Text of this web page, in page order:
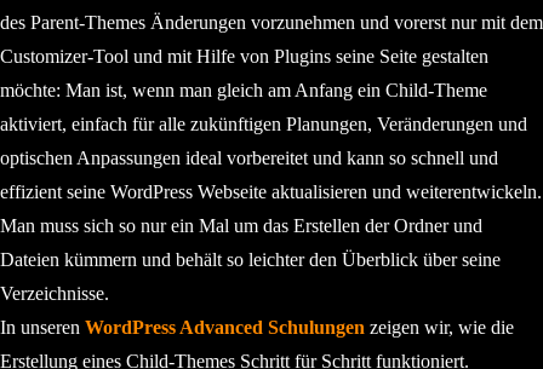
des Parent-Themes Änderungen vorzunehmen und vorerst nur mit dem
Customizer-Tool und mit Hilfe von Plugins seine Seite gestalten
möchte: Man ist, wenn man gleich am Anfang ein Child-Theme
aktiviert, einfach für alle zukünftigen Planungen, Veränderungen und
optischen Anpassungen ideal vorbereitet und kann so schnell und
effizient seine WordPress Webseite aktualisieren und weiterentwickeln.
Man muss sich so nur ein Mal um das Erstellen der Ordner und
Dateien kümmern und behält so leichter den Überblick über seine
Verzeichnisse.
In unseren WordPress Advanced Schulungen zeigen wir, wie die
Erstellung eines Child-Themes Schritt für Schritt funktioniert.